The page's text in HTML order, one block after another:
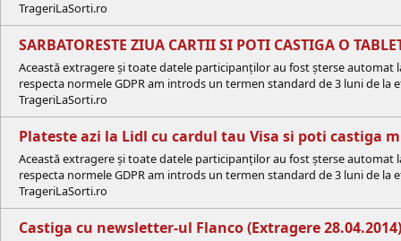
TrageriLaSorti.ro
SARBATORESTE ZIUA CARTII SI POTI CASTIGA O
Această extragere și toate datele participanților au fost șterse
respecta normele GDPR am introds un termen standard de 3 luni de
TrageriLaSorti.ro
Plateste azi la Lidl cu cardul tau Visa si poti castiga
Această extragere și toate datele participanților au fost șterse
respecta normele GDPR am introds un termen standard de 3 luni de
TrageriLaSorti.ro
Castiga cu newsletter-ul Flanco (Extragere 28.04.2014)